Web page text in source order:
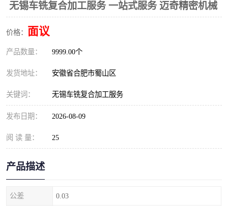
无锡车铣复合加工服务 一站式服务 迈奇精密机械
价格： 面议
产品数量： 9999.00个
发货地址： 安徽省合肥市蜀山区
关键词： 无锡车铣复合加工服务
发布日期： 2026-08-09
阅 读 量： 25
产品描述
公差 0.03